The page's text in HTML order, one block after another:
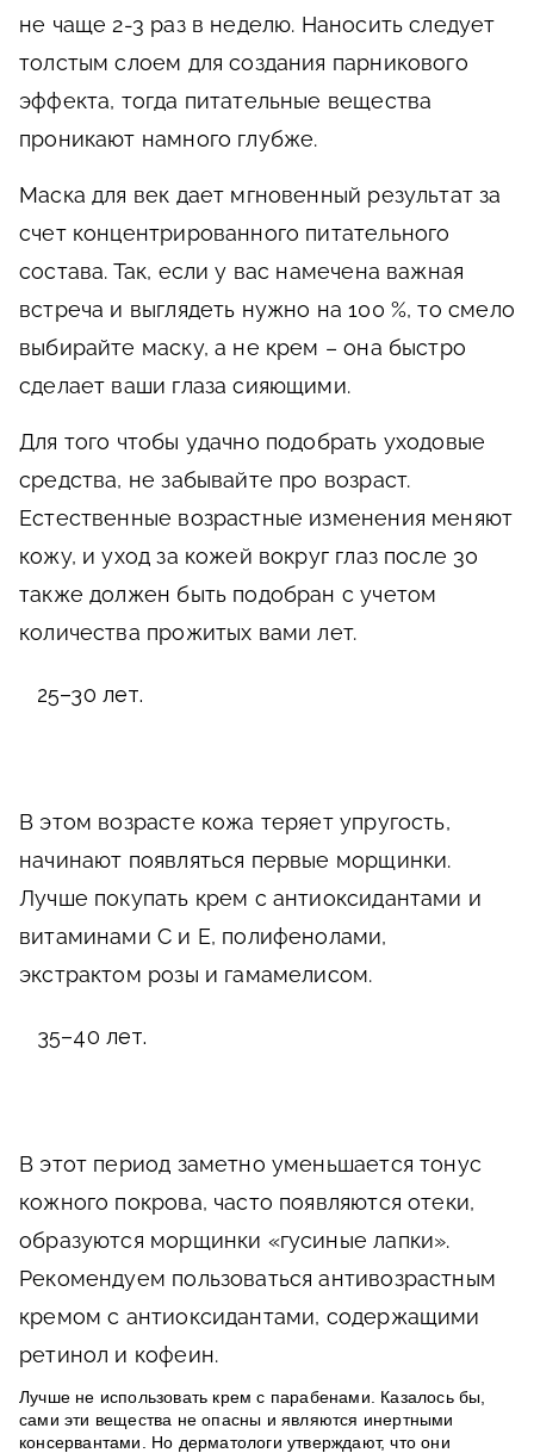
не чаще 2-3 раз в неделю. Наносить следует
толстым слоем для создания парникового
эффекта, тогда питательные вещества
проникают намного глубже.
Маска для век дает мгновенный результат за
счет концентрированного питательного
состава. Так, если у вас намечена важная
встреча и выглядеть нужно на 100 %, то смело
выбирайте маску, а не крем – она быстро
сделает ваши глаза сияющими.
Для того чтобы удачно подобрать уходовые
средства, не забывайте про возраст.
Естественные возрастные изменения меняют
кожу, и уход за кожей вокруг глаз после 30
также должен быть подобран с учетом
количества прожитых вами лет.
25–30 лет.
В этом возрасте кожа теряет упругость,
начинают появляться первые морщинки.
Лучше покупать крем с антиоксидантами и
витаминами C и E, полифенолами,
экстрактом розы и гамамелисом.
35–40 лет.
В этот период заметно уменьшается тонус
кожного покрова, часто появляются отеки,
образуются морщинки «гусиные лапки».
Рекомендуем пользоваться антивозрастным
кремом с антиоксидантами, содержащими
ретинол и кофеин.
Лучше не использовать крем с парабенами. Казалось бы,
сами эти вещества не опасны и являются инертными
консервантами. Но дерматологи утверждают, что они